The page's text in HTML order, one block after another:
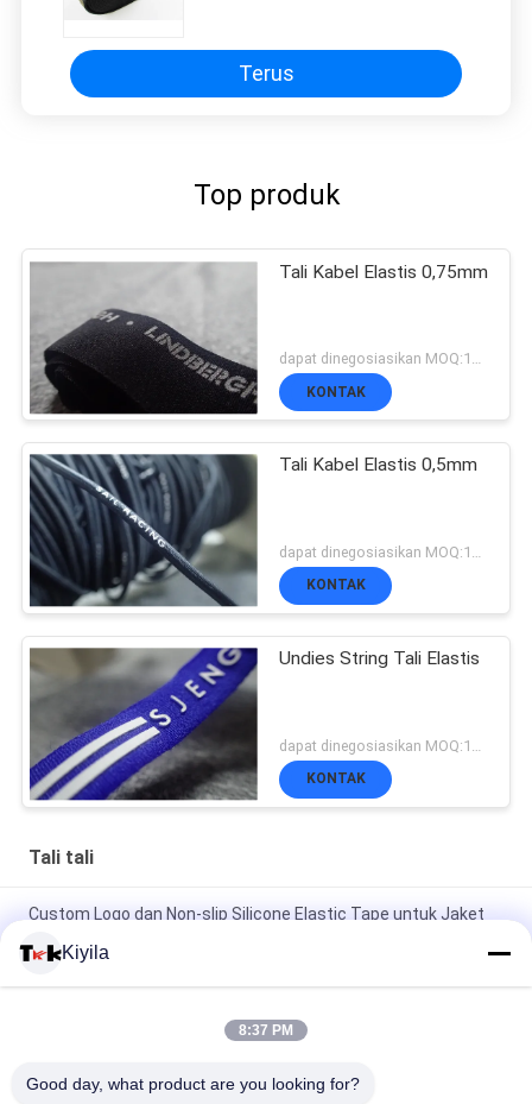
Terus
Top produk
Tali Kabel Elastis 0,75mm
dapat dinegosiasikan MOQ:1000 jt
KONTAK
Tali Kabel Elastis 0,5mm
dapat dinegosiasikan MOQ:1000 jt
KONTAK
Undies String Tali Elastis
KONTAK
Tali tali
Custom Logo dan Non-slip Silicone Elastic Tape untuk Jaket
Ketinggian Tinggi 3cm Kabel Elastis Nylon Cord Flat OEM /
Logo Embossed
Kiyila
8:37 PM
Good day, what product are you looking for?